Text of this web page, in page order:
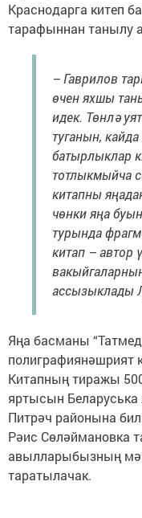
Краснодарга китеп
тарафыннан танылу
– Гаврилов
өчен яхшы
идек. Төнлә
туганын,
батырлыклар
тотлыкмыйча
китапны
чөнки яңа
турында
китап – автор
ассызыклады
Яңа басманы
полиграфиянәшрият
Китапның тиражы
яртысын Беларуська
Питрәч районына
Рәис Сөләймановка
авылларыбызның
таратылачак.